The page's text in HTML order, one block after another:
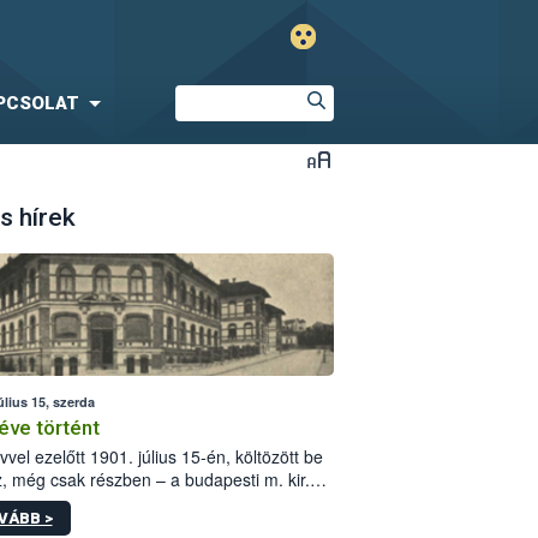
hírek
15, szerda
történt
ezelőtt 1901. július 15-én, költözött be
még csak részben – a budapesti m. kir.
állomás a Kis Rókus utca
alatti, Czigler Győző által tervezett új
>